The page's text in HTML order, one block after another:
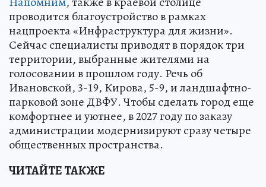
проводится благоустройство в рамках
нацпроекта «Инфраструктура для жизни».
Сейчас специалисты приводят в порядок три
территории, выбранные жителями на
голосовании в прошлом году. Речь об
Ивановской, 3-19, Кирова, 5-9, и ландшафтно-
парковой зоне ДВФУ. Чтобы сделать город еще
комфортнее и уютнее, в 2027 году по заказу
администрации модернизируют сразу четыре
общественных пространства.
ЧИТАЙТЕ ТАКЖЕ